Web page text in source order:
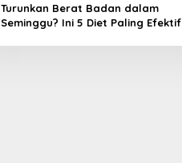
Turunkan Berat Badan dalam
Seminggu? Ini 5 Diet Paling Efektif